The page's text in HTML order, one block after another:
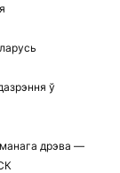
ў
дрэва —